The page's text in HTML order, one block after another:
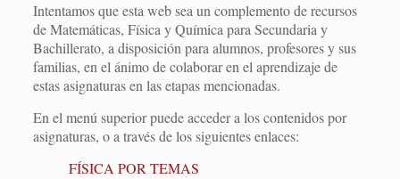
Intentamos que esta web sea un complemento de recursos
de Matemáticas, Física y Química para Secundaria y
Bachillerato, a disposición para alumnos, profesores y sus
familias, en el ánimo de colaborar en el aprendizaje de
estas asignaturas en las etapas mencionadas.
En el menú superior puede acceder a los contenidos por
asignaturas, o a través de los siguientes enlaces:
FÍSICA POR TEMAS